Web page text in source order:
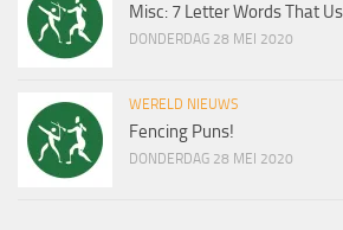
Misc: 7 Letter Words That
DONDERDAG 28 MEI 2020
WERELD NIEUWS
Fencing Puns!
DONDERDAG 28 MEI 2020